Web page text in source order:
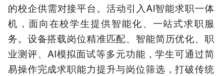
的校企供需对接平台。活动引入AI智能求职一体
机，面向在校学生提供智能化、一站式求职服
务。设备搭载岗位精准匹配、智能简历优化、职
业测评、AI模拟面试等多元功能，学生可通过简
易操作完成求职能力提升与岗位筛选，打破传统